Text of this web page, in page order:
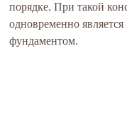
порядке. При такой
одновременно
фундаментом.